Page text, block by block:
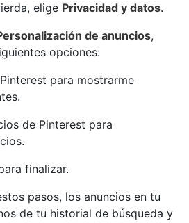
elige Privacidad y datos.
de anuncios,
opciones:
para mostrarme
de Pinterest para
finalizar.
pasos, los anuncios en tu
de tu historial de búsqueda y